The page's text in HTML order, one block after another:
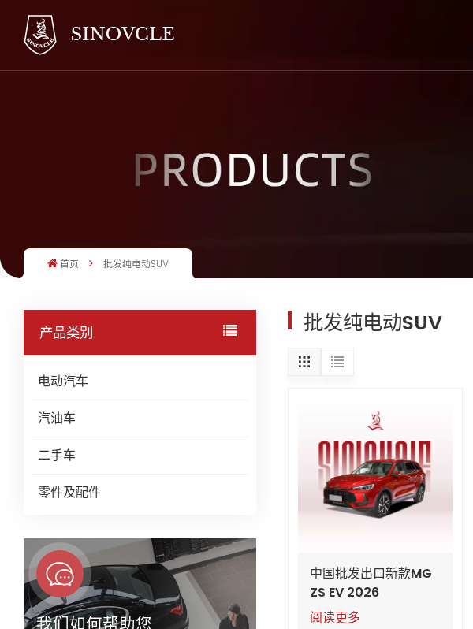
首页 批发纯电动SUV
产品类别
电动汽车
汽油车
二手车
零件及配件
我们如何帮助您
批发纯电动SUV
中国批发出口新款MG
ZS EV 2026
阅读更多